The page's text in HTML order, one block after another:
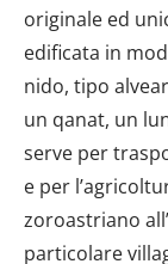
originale ed
edificata in
nido, tipo
un qanat, un
serve per
e per
zoroastriano
particolare